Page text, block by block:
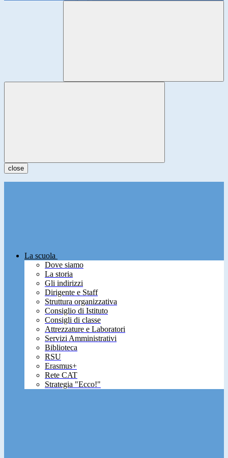
close
La scuola
Dove siamo
La storia
Gli indirizzi
Dirigente e Staff
Struttura organizzativa
Consiglio di Istituto
Consigli di classe
Attrezzature e Laboratori
Servizi Amministrativi
Biblioteca
RSU
Erasmus+
Rete CAT
Strategia "Ecco!"